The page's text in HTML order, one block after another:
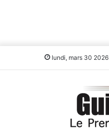
lundi, mars 30 2026